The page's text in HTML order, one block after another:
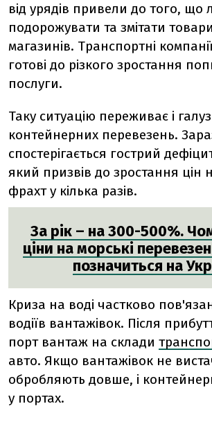
від урядів привели до того, що
подорожувати та змітати
магазинів. Транспортні
готові до різкого зростання
послуги.
Таку ситуацію переживає і
контейнерних перевезень. Зараз
спостерігається гострий
який призвів до зростання цін
фрахт у кілька разів.
За рік – на 300-500%.
ціни на морські
позначиться на
Криза на воді частково
водіїв вантажівок. Після
порт вантаж на склади
авто. Якщо вантажівок не
обробляють довше, і
у портах.